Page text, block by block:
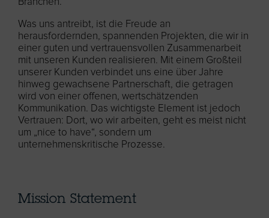
Was uns antreibt, ist die Freude an
herausfordernden, spannenden Projekten, die wir in
einer guten und vertrauensvollen Zusammenarbeit
mit unseren Kunden realisieren. Mit einem Großteil
unserer Kunden verbindet uns eine über Jahre
hinweg gewachsene Partnerschaft, die getragen
wird von einer offenen, wertschätzenden
Kommunikation. Das wichtigste Element ist jedoch
Vertrauen: Dort, wo wir arbeiten, geht es meist nicht
um „nice to have“, sondern um
unternehmenskritische Prozesse.
Mission Statement